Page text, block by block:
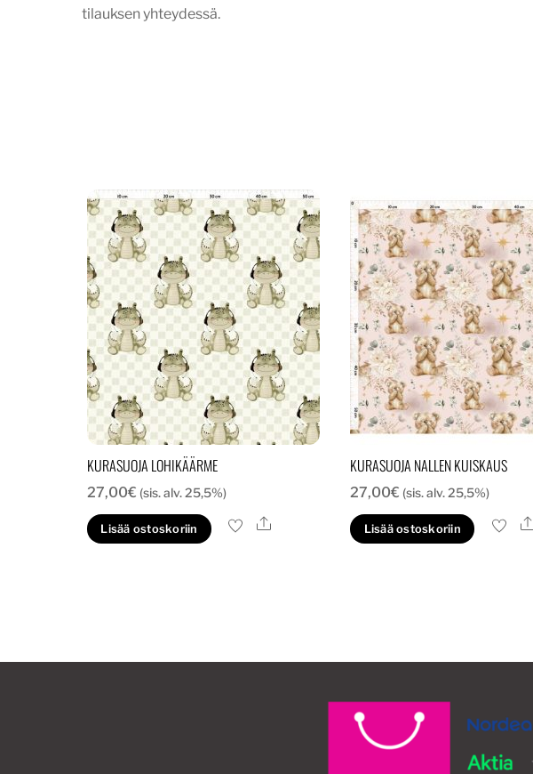
tilauksen yhteydessä.
KURASUOJA LOHIKÄÄRME
27,00€ (sis. alv. 25,5%)
Lisää ostoskoriin Ale
KURASUOJA NALLEN KUISKAUS
27,00€ (sis. alv. 25,5%)
Lisää ostoskoriin